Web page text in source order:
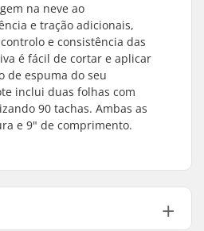
na neve ao
e tração adicionais,
e consistência das
é fácil de cortar e aplicar
de espuma do seu
inclui duas folhas com
90 tachas. Ambas as
e 9" de comprimento.